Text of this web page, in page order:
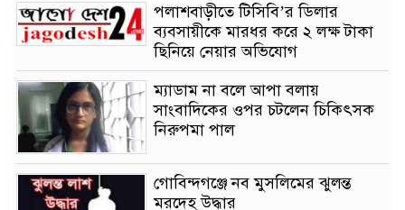
পলাশবাড়ীতে টিসিবি’র ডিলার
ব্যবসায়ীকে মারধর করে ২ লক্ষ টাকা
ছিনিয়ে নেয়ার অভিযোগ
ম্যাডাম না বলে আপা বলায়
সাংবাদিকের ওপর চটলেন চিকিৎসক
নিরুপমা পাল
গোবিন্দগঞ্জে নব মুসলিমের ঝুলন্ত
মরদেহ উদ্ধার